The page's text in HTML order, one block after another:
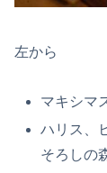
左から
マキシマ
ハリス、
そろしの